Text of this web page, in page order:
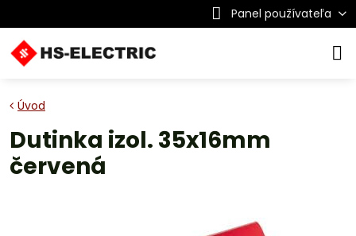
Panel používateľa
Úvod
Dutinka izol. 35x16mm
červená